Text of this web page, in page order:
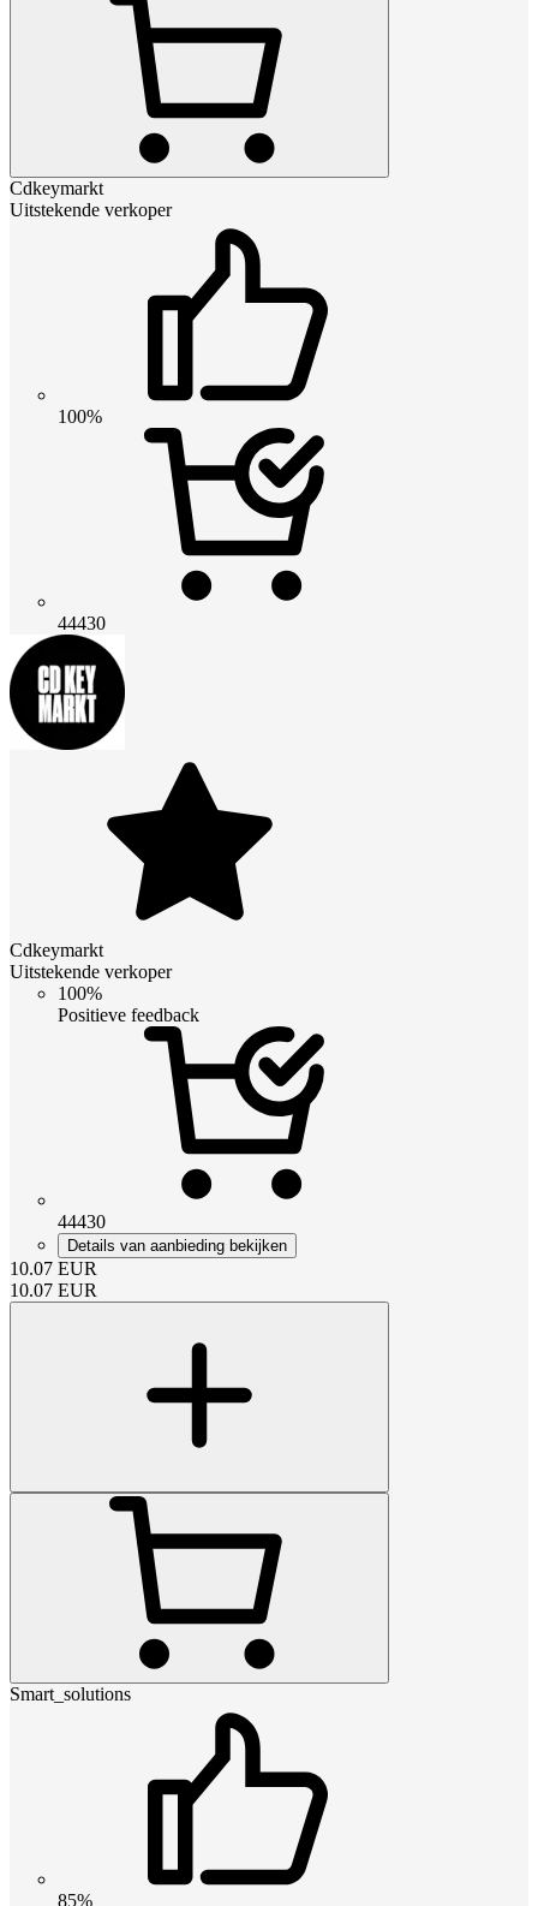
Cdkeymarkt
Uitstekende verkoper
100%
44430
Cdkeymarkt
Uitstekende verkoper
100%
Positieve feedback
44430
Details van aanbieding bekijken
10.07 EUR
10.07 EUR
Smart_solutions
85%